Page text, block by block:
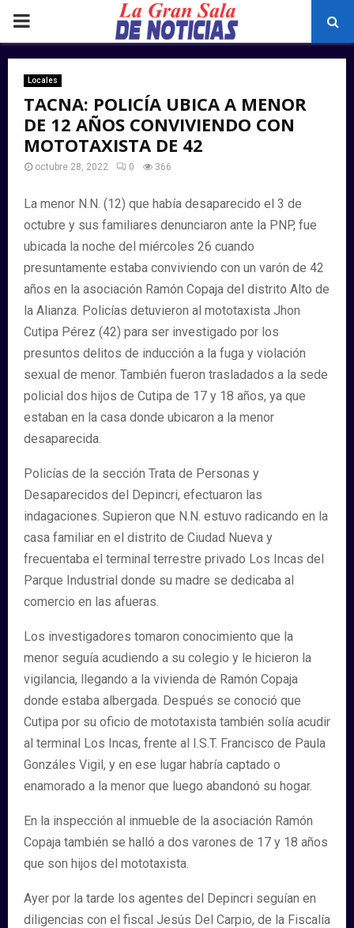
PRIMARY
MENU
Locales
TACNA: POLICÍA UBICA A MENOR
DE 12 AÑOS CONVIVIENDO CON
MOTOTAXISTA DE 42
octubre 28, 2022 0 366
La menor N.N. (12) que había desaparecido el 3 de
octubre y sus familiares denunciaron ante la PNP, fue
ubicada la noche del miércoles 26 cuando
presuntamente estaba conviviendo con un varón de 42
años en la asociación Ramón Copaja del distrito Alto de
la Alianza. Policías detuvieron al mototaxista Jhon
Cutipa Pérez (42) para ser investigado por los
presuntos delitos de inducción a la fuga y violación
sexual de menor. También fueron trasladados a la sede
policial dos hijos de Cutipa de 17 y 18 años, ya que
estaban en la casa donde ubicaron a la menor
desaparecida.
Policías de la sección Trata de Personas y
Desaparecidos del Depincri, efectuaron las
indagaciones. Supieron que N.N. estuvo radicando en la
casa familiar en el distrito de Ciudad Nueva y
frecuentaba el terminal terrestre privado Los Incas del
Parque Industrial donde su madre se dedicaba al
comercio en las afueras.
Los investigadores tomaron conocimiento que la
menor seguía acudiendo a su colegio y le hicieron la
vigilancia, llegando a la vivienda de Ramón Copaja
donde estaba albergada. Después se conoció que
Cutipa por su oficio de mototaxista también solía acudir
al terminal Los Incas, frente al I.S.T. Francisco de Paula
Gonzáles Vigil, y en ese lugar habría captado o
enamorado a la menor que luego abandonó su hogar.
En la inspección al inmueble de la asociación Ramón
Copaja también se halló a dos varones de 17 y 18 años
que son hijos del mototaxista.
Ayer por la tarde los agentes del Depincri seguían en
diligencias con el fiscal Jesús Del Carpio, de la Fiscalía